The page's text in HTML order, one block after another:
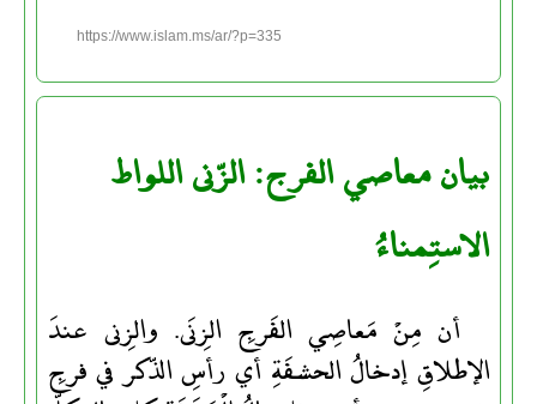
https://www.islam.ms/ar/?p=335
بيان معاصي الفرج: الزّنى اللواط
الاستِمناءُ
أن مِنْ مَعاصِي الفَرجِ الزِنَى. والزِنى عندَ
الإطلاقِ إدخالُ الحشفَةِ أي رأسِ الذّكر في فرجِ